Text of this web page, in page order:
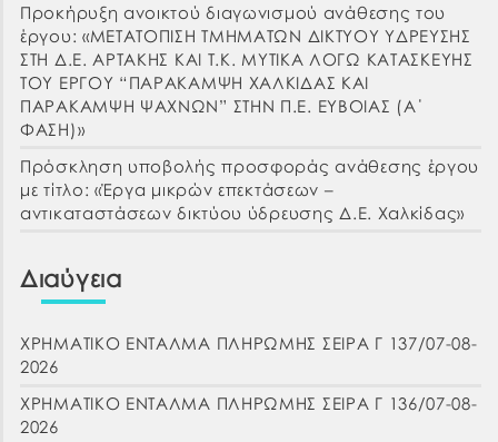
Προκήρυξη ανοικτού διαγωνισμού ανάθεσης του
έργου: «ΜΕΤΑΤΟΠΙΣΗ ΤΜΗΜΑΤΩΝ ΔΙΚΤΥΟΥ ΥΔΡΕΥΣΗΣ
ΣΤΗ Δ.Ε. ΑΡΤΑΚΗΣ ΚΑΙ Τ.Κ. ΜΥΤΙΚΑ ΛΟΓΩ ΚΑΤΑΣΚΕΥΗΣ
ΤΟΥ ΕΡΓΟΥ “ΠΑΡΑΚΑΜΨΗ ΧΑΛΚΙΔΑΣ ΚΑΙ
ΠΑΡΑΚΑΜΨΗ ΨΑΧΝΩΝ” ΣΤΗΝ Π.Ε. ΕΥΒΟΙΑΣ (Α΄
ΦΑΣΗ)»
Πρόσκληση υποβολής προσφοράς ανάθεσης έργου
με τίτλο: «Έργα μικρών επεκτάσεων –
αντικαταστάσεων δικτύου ύδρευσης Δ.Ε. Χαλκίδας»
Διαύγεια
ΧΡΗΜΑΤΙΚΟ ΕΝΤΑΛΜΑ ΠΛΗΡΩΜΗΣ ΣΕΙΡΑ Γ 137/07-08-
2026
ΧΡΗΜΑΤΙΚΟ ΕΝΤΑΛΜΑ ΠΛΗΡΩΜΗΣ ΣΕΙΡΑ Γ 136/07-08-
2026